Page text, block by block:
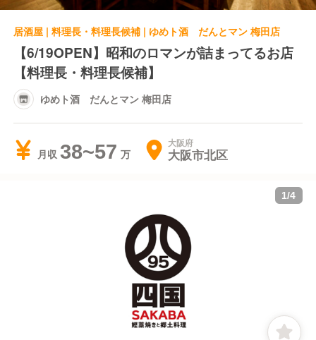
居酒屋 | 料理長・料理長候補 | ゆめト酒 だんとマン 梅田店
【6/19OPEN】昭和のロマンが詰まってるお店
【料理長・料理長候補】
ゆめト酒 だんとマン 梅田店
月収 38~57 大阪府
大阪市北区
1/4